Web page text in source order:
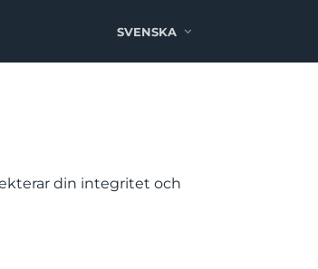
SVENSKA
din integritet och